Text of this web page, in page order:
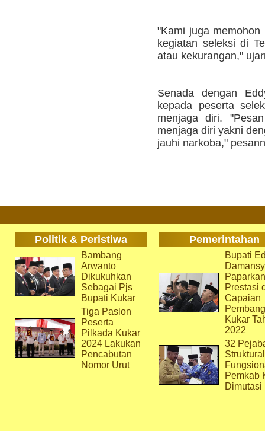
"Kami juga
kegiatan seleksi di
atau kekurangan,"
Senada dengan
kepada peserta
menjaga diri.
menjaga diri yakni
jauhi narkoba,"
Politik & Peristiwa Pemerintahan
Bambang
Arwanto
Dikukuhkan
Sebagai Pjs
Bupati Kukar
Tiga Paslon
Peserta
Pilkada Kukar
2024 Lakukan
Pencabutan
Nomor Urut
Bupati
Paparkan
Prestasi
Capaian
Kukar
2022
32
Pemkab
Dimutasi